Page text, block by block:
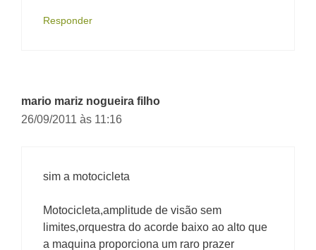
Responder
mario mariz nogueira filho
26/09/2011 às 11:16
sim a motocicleta
Motocicleta,amplitude de visão sem
limites,orquestra do acorde baixo ao alto que
a maquina proporciona um raro prazer